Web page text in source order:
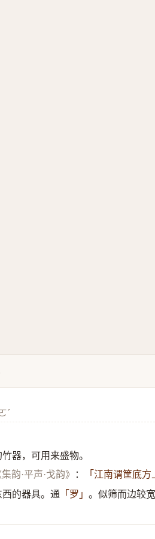
ˊ
器，可用来盛物。
集韵·平声·戈韵》 ： 「江南谓筐底方
的器具。通 「罗」 。似筛而边较